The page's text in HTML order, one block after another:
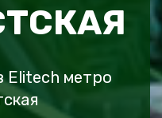
Elitech метро